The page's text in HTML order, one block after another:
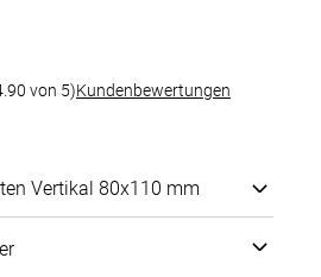
von 5)Kundenbewertungen
Vertikal 80x110 mm